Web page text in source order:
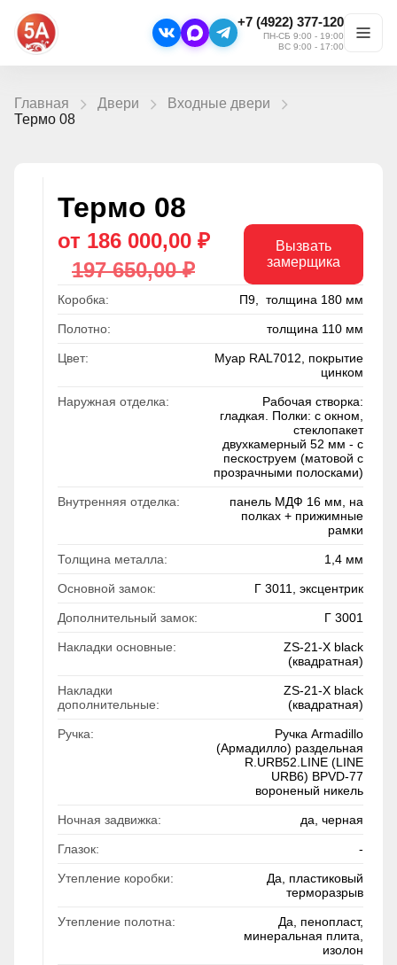
+7 (4922) 377-120
ПН-СБ 9:00 - 19:00
ВС 9:00 - 17:00
Главная Двери
Входные двери
Термо 08
Термо 08
от 186 000,00 ₽
197 650,00 ₽
Вызвать
замерщика
Коробка: П9, толщина 180 мм
Полотно: толщина 110 мм
Цвет:
Муар RAL7012, покрытие
цинком
Наружная отделка:
Рабочая створка:
гладкая. Полки: с окном,
стеклопакет
двухкамерный 52 мм - с
пескоструем (матовой с
прозрачными полосками)
Внутренняя отделка:
панель МДФ 16 мм, на
полках + прижимные
рамки
Толщина металла: 1,4 мм
Основной замок: Г 3011, эксцентрик
Дополнительный замок: Г 3001
Накладки основные:
ZS-21-X black
(квадратная)
Накладки
дополнительные:
ZS-21-X black
(квадратная)
Ручка:
Ручка Armadillo
(Армадилло) раздельная
R.URB52.LINE (LINE
URB6) BPVD-77
вороненый никель
Ночная задвижка: да, черная
Глазок: -
Утепление коробки:
Да, пластиковый
терморазрыв
Утепление полотна:
Да, пенопласт,
минеральная плита,
изолон